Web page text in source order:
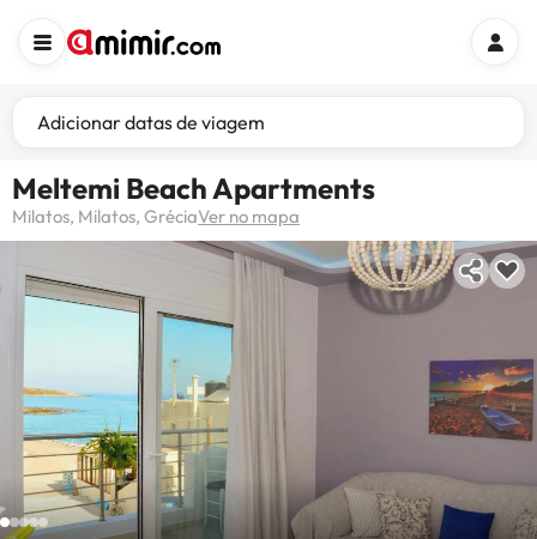
Adicionar datas de viagem
Meltemi Beach Apartments
Milatos, Milatos, GréciaVer no mapa